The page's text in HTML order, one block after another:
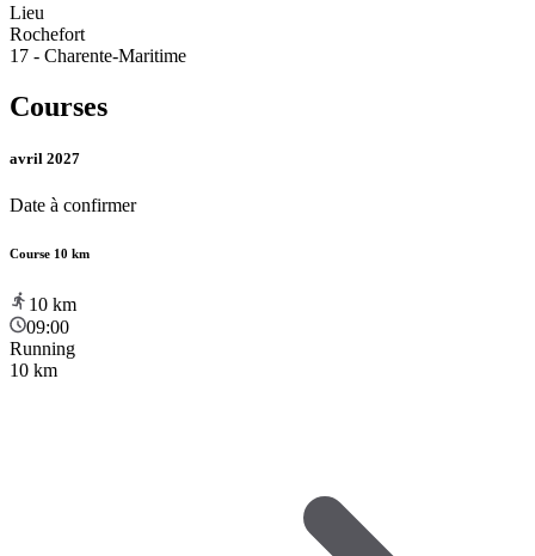
Lieu
Rochefort
17 - Charente-Maritime
Courses
avril 2027
Date à confirmer
Course 10 km
10 km
09:00
Running
10 km